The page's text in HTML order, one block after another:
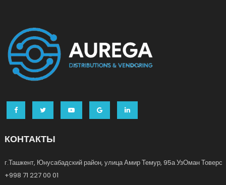
КОНТАКТЫ
г.Ташкент, Юнусабадский район, улица Амир Темур, 95а УзОман Товерс
+998 71 227 00 01